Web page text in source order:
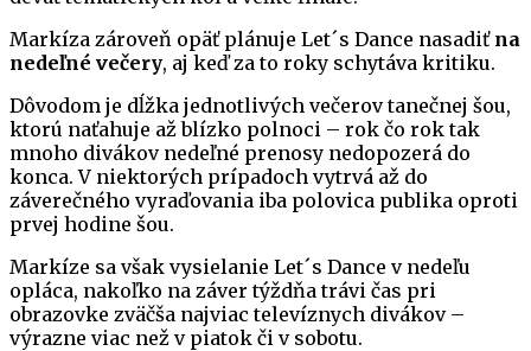
Markíza zároveň opäť plánuje Let´s Dance nasadiť na
nedeľné večery, aj keď za to roky schytáva kritiku.
Dôvodom je dĺžka jednotlivých večerov tanečnej šou,
ktorú naťahuje až blízko polnoci – rok čo rok tak
mnoho divákov nedeľné prenosy nedopozerá do
konca. V niektorých prípadoch vytrvá až do
záverečného vyraďovania iba polovica publika oproti
prvej hodine šou.
Markíze sa však vysielanie Let´s Dance v nedeľu
opláca, nakoľko na záver týždňa trávi čas pri
obrazovke zväčša najviac televíznych divákov –
výrazne viac než v piatok či v sobotu.